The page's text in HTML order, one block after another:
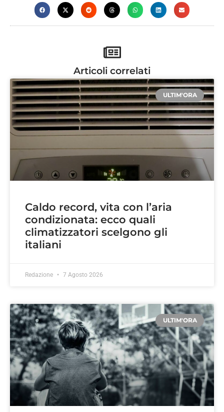
Articoli correlati
ULTIM'ORA
Caldo record, vita con l’aria
condizionata: ecco quali
climatizzatori scelgono gli
italiani
Redazione 7 Agosto 2026
ULTIM'ORA